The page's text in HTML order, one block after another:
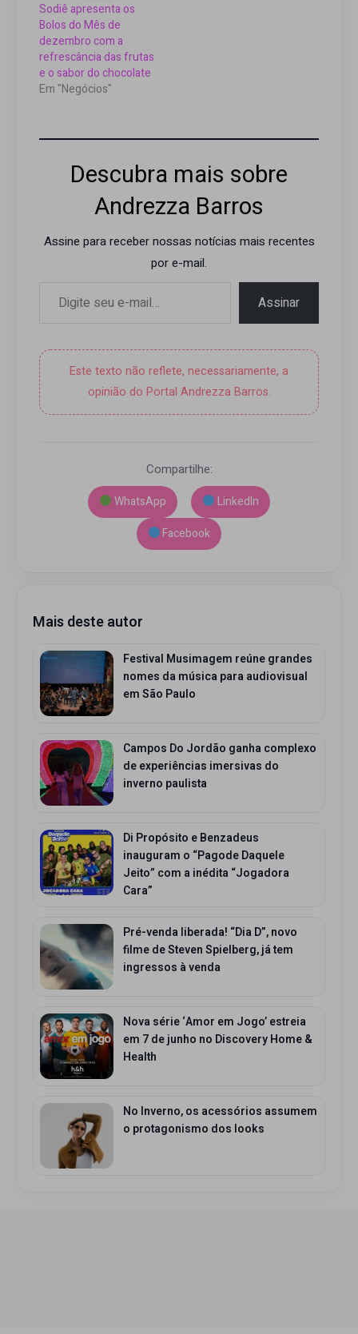
Sodiê apresenta os
Bolos do Mês de
dezembro com a
refrescância das frutas
e o sabor do chocolate
Em "Negócios"
Descubra mais sobre
Andrezza Barros
Assine para receber nossas notícias mais recentes
por e-mail.
Assinar
Este texto não reflete, necessariamente, a
opinião do Portal Andrezza Barros.
Compartilhe:
WhatsApp
LinkedIn
Facebook
Mais deste autor
Festival Musimagem reúne grandes
nomes da música para audiovisual
em São Paulo
Campos Do Jordão ganha complexo
de experiências imersivas do
inverno paulista
Di Propósito e Benzadeus
inauguram o “Pagode Daquele
Jeito” com a inédita “Jogadora
Cara”
Pré-venda liberada! “Dia D”, novo
filme de Steven Spielberg, já tem
ingressos à venda
Nova série ‘Amor em Jogo’ estreia
em 7 de junho no Discovery Home &
Health
No Inverno, os acessórios assumem
o protagonismo dos looks